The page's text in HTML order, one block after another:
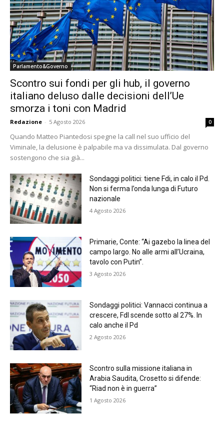
Parlamento&Governo
Scontro sui fondi per gli hub, il governo
italiano deluso dalle decisioni dell’Ue
smorza i toni con Madrid
Redazione - 5 Agosto 2026 0
Quando Matteo Piantedosi spegne la call nel suo ufficio del
Viminale, la delusione è palpabile ma va dissimulata. Dal governo
sostengono che sia già...
Sondaggi politici: tiene Fdi, in calo il Pd.
Non si ferma l’onda lunga di Futuro
nazionale
4 Agosto 2026
Primarie, Conte: “Ai gazebo la linea del
campo largo. No alle armi all’Ucraina,
tavolo con Putin”.
3 Agosto 2026
Sondaggi politici: Vannacci continua a
crescere, FdI scende sotto al 27%. In
calo anche il Pd
2 Agosto 2026
Scontro sulla missione italiana in
Arabia Saudita, Crosetto si difende:
“Riad non è in guerra”
1 Agosto 2026